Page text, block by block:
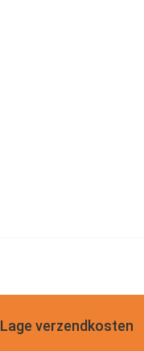
Lage verzendkosten